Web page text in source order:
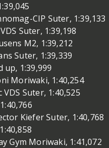
CIP Suter, 1:39,133
Suter, 1:39,198
M2, 1:39,212
Suter, 1:39,339
up, 1:39,999
Moriwaki, 1:40,254
Suter, 1:40,525
Kiefer Suter, 1:40,768
Gym Moriwaki, 1:41,072